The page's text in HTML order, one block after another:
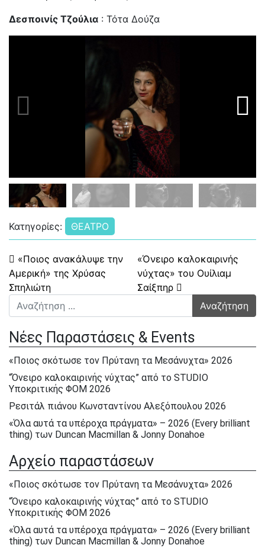
Δεσποινίς Τζούλια : Τότα Δούζα
Κατηγορίες: ΘΕΑΤΡΟ
Πλοήγηση άρθρων
«Ποιος ανακάλυψε την
Αμερική» της Χρύσας
Σπηλιώτη
«Όνειρο καλοκαιρινής
νύχτας» του Ουίλιαμ
Σαίξπηρ
Αναζήτηση για:
Νέες Παραστάσεις & Events
«Ποιος σκότωσε τον Πρύτανη τα Μεσάνυχτα» 2026
“Όνειρο καλοκαιρινής νύχτας” από το STUDIO
Υποκριτικής ΦΟΜ 2026
Ρεσιτάλ πιάνου Κωνσταντίνου Αλεξόπουλου 2026
«Όλα αυτά τα υπέροχα πράγματα» – 2026 (Every brilliant
thing) των Duncan Macmillan & Jonny Donahoe
« Η σκιά της μύγας» της Βαλεντίνας Παπαδημητράκη-
Σάββατο 23/5, Κυρ.24/5 & Δευτ.25/5/2026
Ε΄ Πολιτιστική ΄Ανοιξη στον ΦΟΜ 2026
Ε΄ Πολιτιστική Άνοιξη 2026
Ηρακλής Πασχαλίδης, Σάββατο 9 Μαίου 2026
Αφιέρωμα στον Νίκο Περέλη 15/12/2025
Αρχείο παραστάσεων
«Ποιος σκότωσε τον Πρύτανη τα Μεσάνυχτα» 2026
“Όνειρο καλοκαιρινής νύχτας” από το STUDIO
Υποκριτικής ΦΟΜ 2026
«Όλα αυτά τα υπέροχα πράγματα» – 2026 (Every brilliant
thing) των Duncan Macmillan & Jonny Donahoe